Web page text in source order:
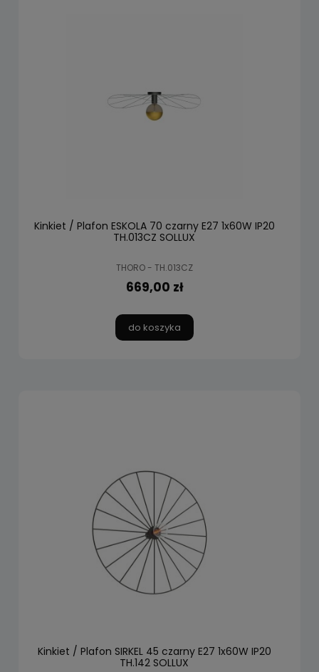
Kinkiet / Plafon ESKOLA 70 czarny E27 1x60W IP20
TH.013CZ SOLLUX
THORO - TH.013CZ
669,00 zł
do koszyka
Kinkiet / Plafon SIRKEL 45 czarny E27 1x60W IP20
TH.142 SOLLUX